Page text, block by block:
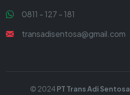
0811 - 127 - 181
transadisentosa@gmail.com
© 2024 PT Trans Adi Sentosa